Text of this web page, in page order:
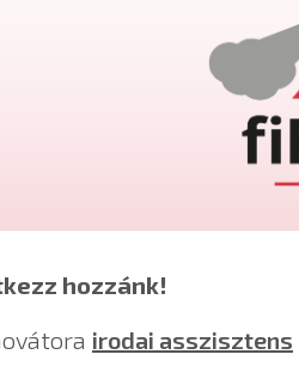
hozzánk!
irodai asszisztens